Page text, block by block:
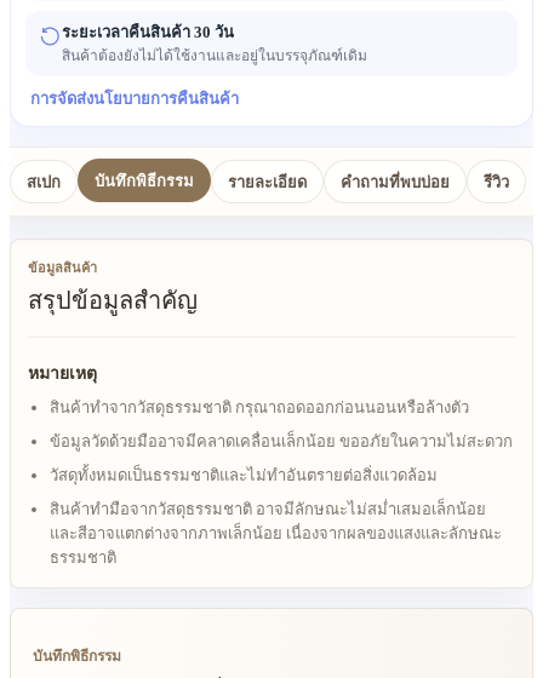
ระยะเวลาคืนสินค้า 30 วัน
สินค้าต้องยังไม่ได้ใช้งานและอยู่ในบรรจุภัณฑ์เดิม
การจัดส่งนโยบายการคืนสินค้า
สเปก บันทึกพิธีกรรม รายละเอียด คำถามที่พบบ่อย รีวิว
ข้อมูลสินค้า
สรุปข้อมูลสำคัญ
หมายเหตุ
สินค้าทำจากวัสดุธรรมชาติ กรุณาถอดออกก่อนนอนหรือล้างตัว
ข้อมูลวัดด้วยมืออาจมีคลาดเคลื่อนเล็กน้อย ขออภัยในความไม่สะดวก
วัสดุทั้งหมดเป็นธรรมชาติและไม่ทำอันตรายต่อสิ่งแวดล้อม
สินค้าทำมือจากวัสดุธรรมชาติ อาจมีลักษณะไม่สม่ำเสมอเล็กน้อย
และสีอาจแตกต่างจากภาพเล็กน้อย เนื่องจากผลของแสงและลักษณะ
ธรรมชาติ
บันทึกพิธีกรรม